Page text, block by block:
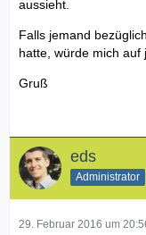
aussieht.
Falls jemand
hatte, würde mich auf
Gruß
eds
Administrator
29. Februar 2016 um